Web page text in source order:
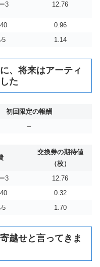
3 12.76
0.96
5 1.14
、将来はアーティ
た
初回限定の報酬
–
交換券の期待値
（枚）
3
12.76
0.32
5 1.70
越せと言ってきま